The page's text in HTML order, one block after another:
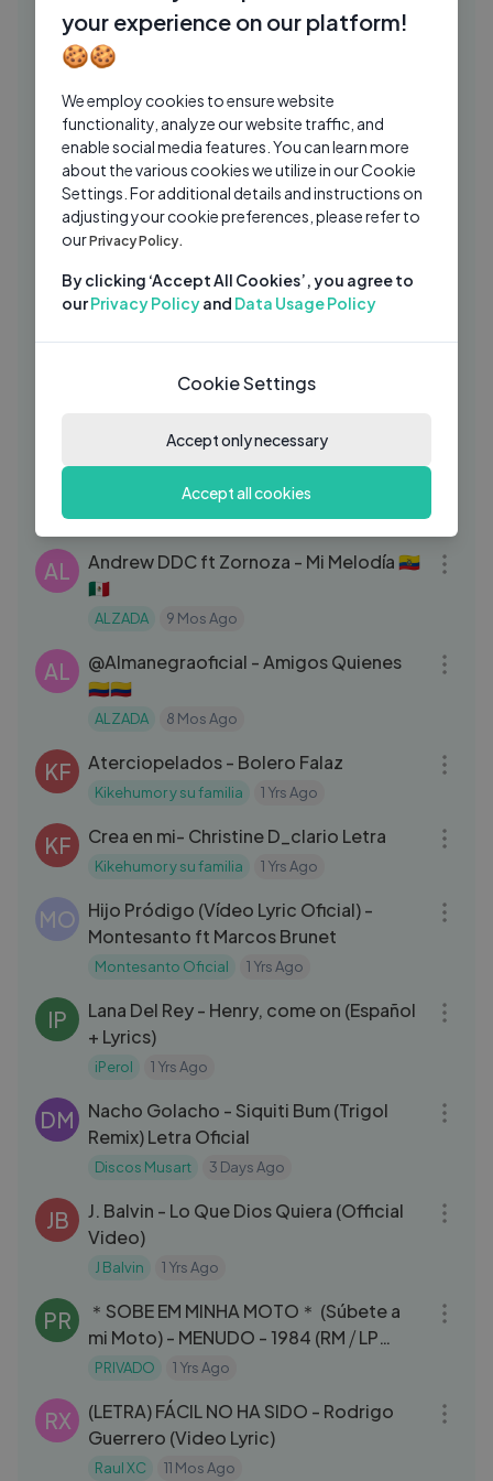
RM
Beautiful Soft Spanish Guitar Music
Relaxing Chillout Cafe Lounge Music
Relaxing Mindscape
RO
ROSALÍA - Mio Cristo Piange Diamanti
(Official Lyric Video)
rosalia 5 Mos Ago 03:18
IL
Alvaro Diaz & Latin Mafia –
MALASNOTICAS Official Lyric Video
04:33
Feliz Navidad - Yiyo Sarante
Yiyo Sarante 1 Yrs Ago
1 Yrs Ago
Galy Galiano - Los Amantes ｜ AUDIO
Galy Galiano 1 Yrs Ago
AL
Andrew DDC ft Zornoza - Mi Melodía 🇪🇨
🇲🇽
ALZADA 9 Mos Ago
AL
‪@Almanegraoficial‬ - Amigos Quienes
🇨🇴🇨🇴
ALZADA 8 Mos Ago
KF Aterciopelados - Bolero Falaz
Kikehumor y su familia 1 Yrs Ago
KF Crea en mi- Christine D_clario Letra
Kikehumor y su familia 1 Yrs Ago
MO
Hijo Pródigo (Vídeo Lyric Oficial) -
Montesanto ft Marcos Brunet
Montesanto Oficial 1 Yrs Ago
IP
Lana Del Rey - Henry, come on (Español
+ Lyrics)
iPerol 1 Yrs Ago
DM
Nacho Golacho - Siquiti Bum (Trigol
Remix) Letra Oficial
Discos Musart 3 Days Ago
JB
J. Balvin - Lo Que Dios Quiera (Official
Video)
J Balvin 1 Yrs Ago
PR
＊SOBE EM MINHA MOTO＊ (Súbete a
mi Moto) - MENUDO - 1984 (RM ⧸ LP
Ripped) Portugués
PRIVADO 1 Yrs Ago
RX
(LETRA) FÁCIL NO HA SIDO - Rodrigo
Guerrero (Video Lyric)
Raul XC 11 Mos Ago
your experience on our platform!
🍪🍪
We employ cookies to ensure website
functionality, analyze our website traffic, and
enable social media features. You can learn more
about the various cookies we utilize in our Cookie
Settings. For additional details and instructions on
adjusting your cookie preferences, please refer to
ourPrivacy Policy.
By clicking ‘Accept All Cookies’, you agree to
ourPrivacy Policyand Data Usage Policy
Cookie Settings
Accept only necessary
Accept all cookies